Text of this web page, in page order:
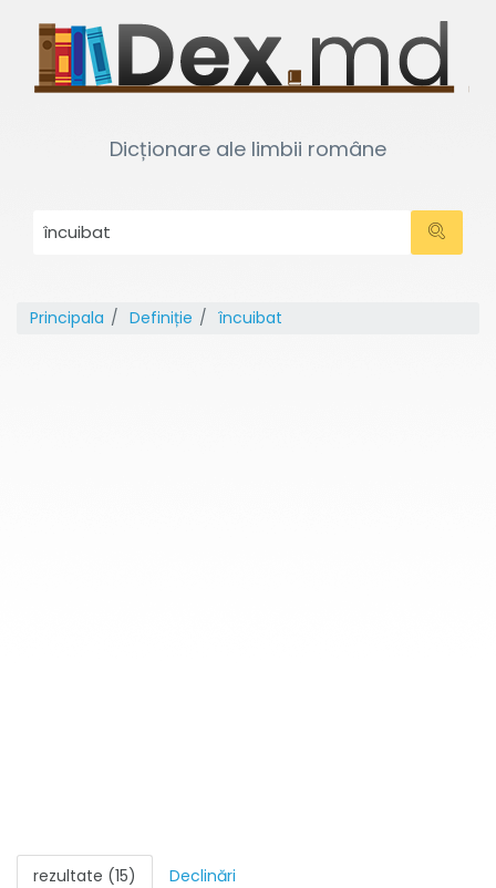
Dicționare ale limbii române
Principala Definiție încuibat
rezultate (15) Declinări